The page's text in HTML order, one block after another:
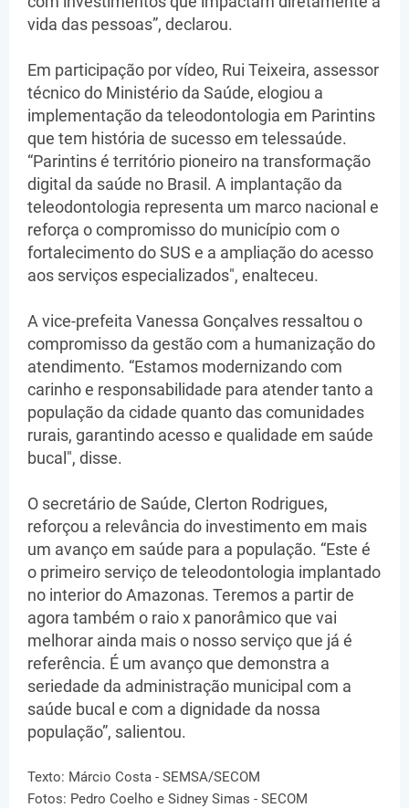
vida das pessoas”, declarou.
Em participação por vídeo, Rui Teixeira, assessor
técnico do Ministério da Saúde, elogiou a
implementação da teleodontologia em Parintins
que tem história de sucesso em telessaúde.
“Parintins é território pioneiro na transformação
digital da saúde no Brasil. A implantação da
teleodontologia representa um marco nacional e
reforça o compromisso do município com o
fortalecimento do SUS e a ampliação do acesso
aos serviços especializados", enalteceu.
A vice-prefeita Vanessa Gonçalves ressaltou o
compromisso da gestão com a humanização do
atendimento. “Estamos modernizando com
carinho e responsabilidade para atender tanto a
população da cidade quanto das comunidades
rurais, garantindo acesso e qualidade em saúde
bucal", disse.
O secretário de Saúde, Clerton Rodrigues,
reforçou a relevância do investimento em mais
um avanço em saúde para a população. “Este é
o primeiro serviço de teleodontologia implantado
no interior do Amazonas. Teremos a partir de
agora também o raio x panorâmico que vai
melhorar ainda mais o nosso serviço que já é
referência. É um avanço que demonstra a
seriedade da administração municipal com a
saúde bucal e com a dignidade da nossa
população”, salientou.
Texto: Márcio Costa - SEMSA/SECOM
Fotos: Pedro Coelho e Sidney Simas - SECOM